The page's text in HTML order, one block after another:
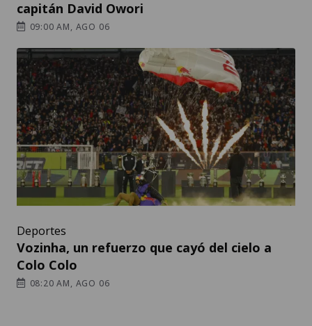
capitán David Owori
09:00 AM, AGO 06
Deportes
Vozinha, un refuerzo que cayó del cielo a
Colo Colo
08:20 AM, AGO 06